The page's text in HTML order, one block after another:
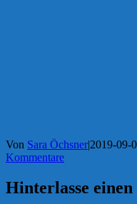
Von Sara Öchsner|2019-09-
Kommentare
Hinterlasse